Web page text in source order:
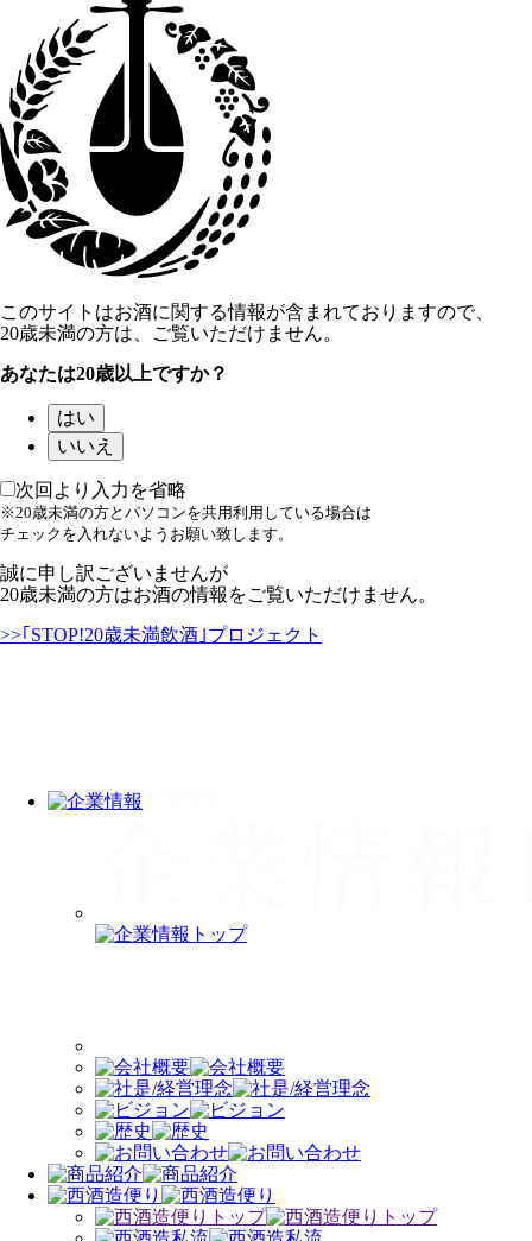
このサイトはお酒に関する情報が含まれておりますので、
20歳未満の方は、ご覧いただけません。
あなたは20歳以上ですか？
はい
いいえ
次回より入力を省略
※20歳未満の方とパソコンを共用利用している場合は
チェックを入れないようお願い致します。
誠に申し訳ございませんが
20歳未満の方はお酒の情報をご覧いただけません。
>>｢STOP!20歳未満飲酒｣プロジェクト